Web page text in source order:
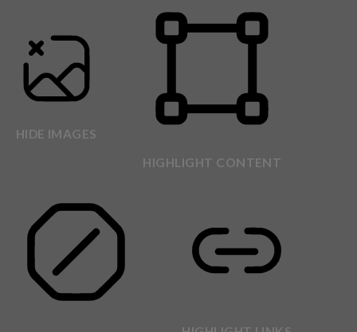
HIDE IMAGES
HIGHLIGHT CONTENT